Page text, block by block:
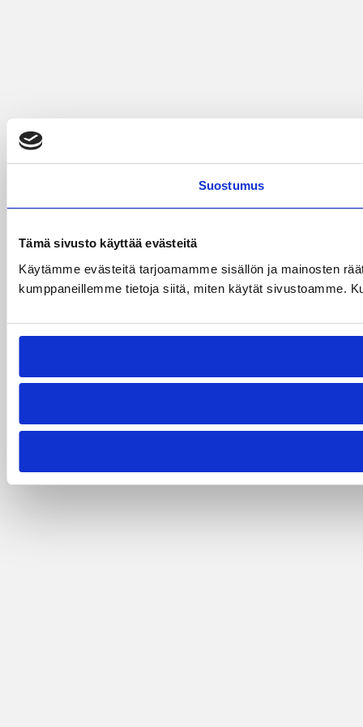
Suostumus
Tämä sivusto käyttää evästeitä
Käytämme evästeitä tarjoamamme sisällön ja mainosten
kumppaneillemme tietoja siitä, miten käytät sivustoamme.